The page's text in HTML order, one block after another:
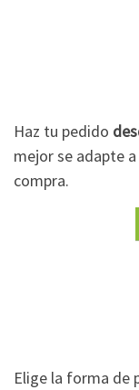
Haz tu pedido
mejor se adapte
compra.
Elige la forma de